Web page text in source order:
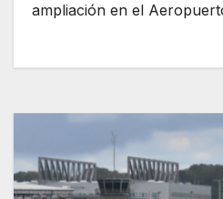
ampliación en el